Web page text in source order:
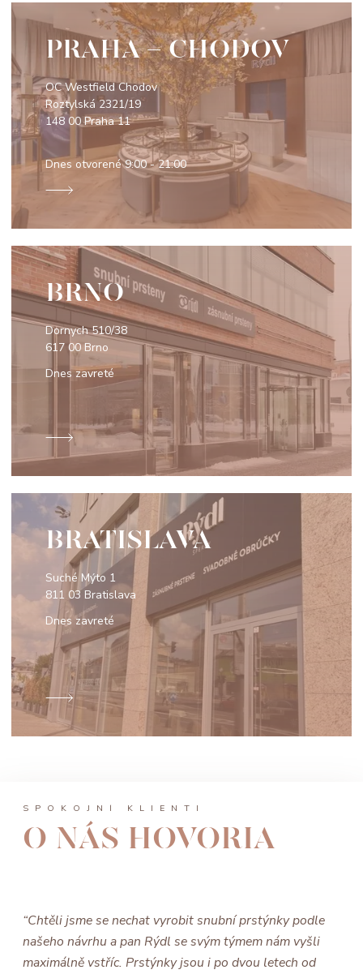
PRAHA - CHODOV
OC Westfield Chodov
Roztylská 2321/19
148 00 Praha 11
Dnes otvorené9:00 - 21:00
BRNO
Dornych 510/38
617 00 Brno
Dnes zavreté
BRATISLAVA
Suché Mýto 1
811 03 Bratislava
Dnes zavreté
SPOKOJNÍ KLIENTI
O NÁS HOVORIA
“Chtěli jsme se nechat vyrobit snubní prstýnky podle
našeho návrhu a pan Rýdl se svým týmem nám vyšli
maximálně vstříc. Prstýnky jsou i po dvou letech od